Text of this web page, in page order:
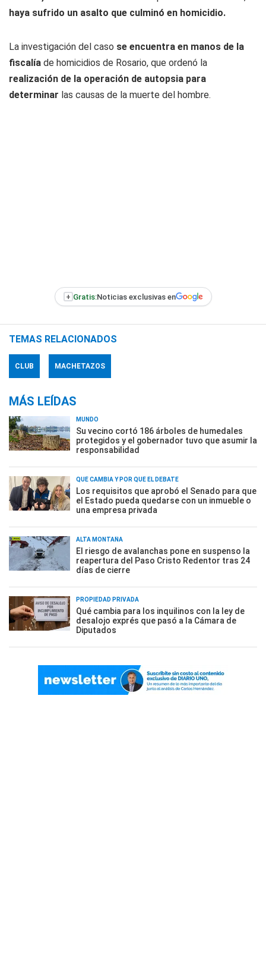
haya sufrido un asalto que culminó en homicidio.
La investigación del caso se encuentra en manos de la
fiscalía de homicidios de Rosario, que ordenó la
realización de la operación de autopsia para
determinar las causas de la muerte del hombre.
+ Gratis:Noticias exclusivas en
TEMAS RELACIONADOS
CLUB MACHETAZOS
MÁS LEÍDAS
MUNDO
Su vecino cortó 186 árboles de humedales
protegidos y el gobernador tuvo que asumir la
responsabilidad
QUÉ CAMBIA Y POR QUÉ EL DEBATE
Los requisitos que aprobó el Senado para que
el Estado pueda quedarse con un inmueble o
una empresa privada
ALTA MONTAÑA
El riesgo de avalanchas pone en suspenso la
reapertura del Paso Cristo Redentor tras 24
días de cierre
PROPIEDAD PRIVADA
Qué cambia para los inquilinos con la ley de
desalojo exprés que pasó a la Cámara de
Diputados